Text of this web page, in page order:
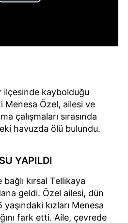
ilçesinde kaybolduğu
Menesa Özel, ailesi ve
çalışmaları sırasında
havuzda ölü bulundu.
YAPILDI
kırsal Tellikaya
geldi. Özel ailesi, dün
kızları Menesa
fark etti. Aile, çevrede